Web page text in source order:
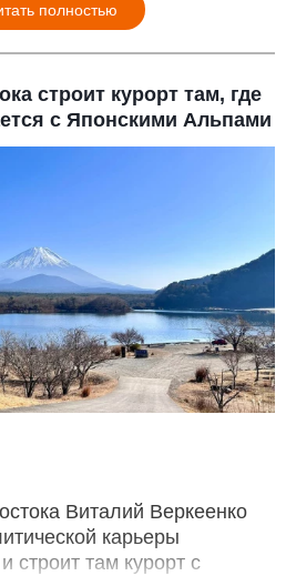
полностью
строит курорт там, где
с Японскими Альпами
Виталий Веркеенко
карьеры
строит там курорт с